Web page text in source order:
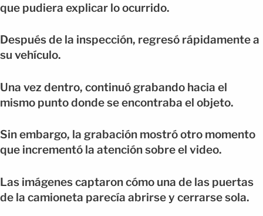
que pudiera explicar lo ocurrido.
Después de la inspección, regresó rápidamente a
su vehículo.
Una vez dentro, continuó grabando hacia el
mismo punto donde se encontraba el objeto.
Sin embargo, la grabación mostró otro momento
que incrementó la atención sobre el video.
Las imágenes captaron cómo una de las puertas
de la camioneta parecía abrirse y cerrarse sola.